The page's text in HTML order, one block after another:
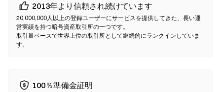
使用してオンチェーンでスワップを実行するため、登録や本人確
認は不要です。互換性のあるウォレットを接続し、トークンペア
を選択し、スリッページ許容値を設定して、スワップを確認して
ください。ガス代が発生し、流動性の深さにより価格が中央集権
型市場と異なる場合がある点にご注意ください。ほとんどのDEX
2013年より信頼され続けています
20,000,000人以上の登録ユーザーにサービスを提供してきた、長い運
営実績を持つ暗号資産取引所の一つです。
取引量ベースで世界上位の取引所として継続的にランクインしていま
す。
100％準備金証明